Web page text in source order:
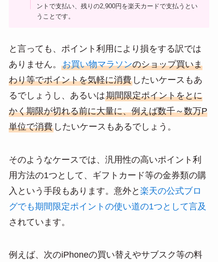
ントで支払い、残りの2,900円を楽天カードで支払うとい
うことです。
と言っても、ポイント利用により損をする訳では
ありません。 お買い物マラソンのショップ買いま
わり等でポイントを気軽に消費したいケースもあ
るでしょうし、あるいは期間限定ポイントをとに
かく期限が切れる前に大量に、例えば数千～数万P
単位で消費したいケースもあるでしょう。
そのようなケースでは、汎用性の高いポイント利
用方法の1つとして、ギフトカード等の金券類の購
入という手段もあります。意外と 楽天の公式ブロ
グでも期間限定ポイントの使い道の1つとして言及
されています。
例えば、次のiPhoneの買い替えやサブスク等の料